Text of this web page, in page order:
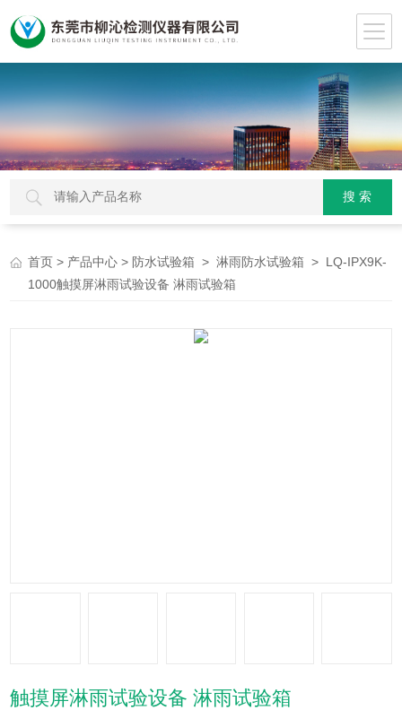
首页 > 产品中心 > 防水试验箱 >淋雨防水试验箱 > LQ-IPX9K-
1000触摸屏淋雨试验设备 淋雨试验箱
触摸屏淋雨试验设备 淋雨试验箱